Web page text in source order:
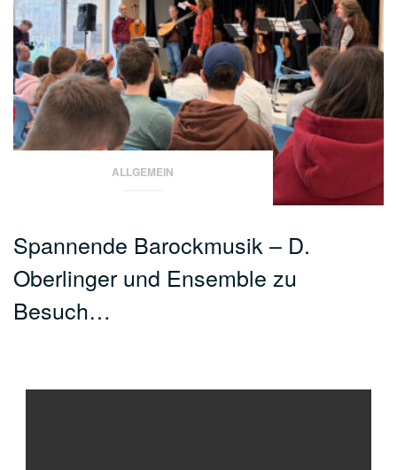
ALLGEMEIN
Spannende Barockmusik – D.
Oberlinger und Ensemble zu
Besuch…